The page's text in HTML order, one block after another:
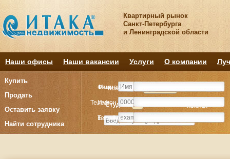
Квартирный рынок
Санкт-Петербурга
и Ленинградской области
Наши офисы Наши вакансии Услуги О компании
Купить
Продать
Оставить заявку
Найти сотрудника
Комнату
Студия Комнат
Комнату
Студия Комнат
Имя
Телефон
E-mail
Фамилия
Имя
Телефон